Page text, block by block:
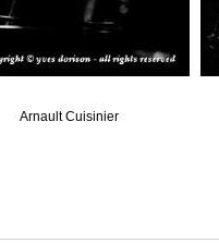
Arnault Cuisinier